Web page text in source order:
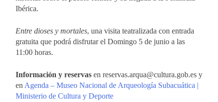
Ibérica.
Entre dioses y mortales, una visita teatralizada con entrada
gratuita que podrá disfrutar el Domingo 5 de junio a las
11:00 horas.
Información y reservas en reservas.arqua@cultura.gob.es y
en Agenda – Museo Nacional de Arqueología Subacuática |
Ministerio de Cultura y Deporte